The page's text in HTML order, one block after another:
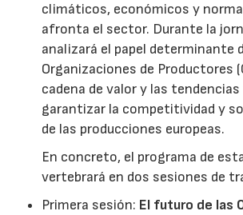
climáticos, económicos y
afronta el sector. Durante la
analizará el papel determinante
Organizaciones de Productores
cadena de valor y las tendencias
garantizar la competitividad y
de las producciones europeas.
En concreto, el programa de
vertebrará en dos sesiones de
Primera sesión: El futuro de las